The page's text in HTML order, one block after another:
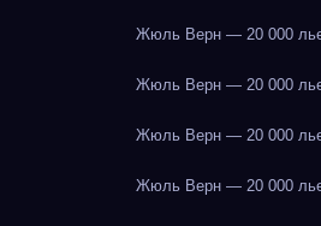
Жюль Верн — 20 000
Жюль Верн — 20 000
Жюль Верн — 20 000
Жюль Верн — 20 000